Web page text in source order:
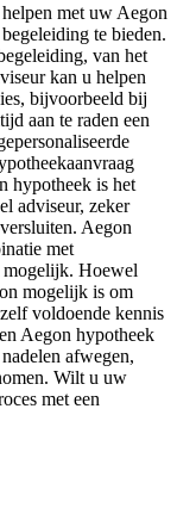
met uw Aegon
te bieden.
van het
kan u helpen
bijvoorbeeld bij
aan te raden een
hypotheek is het
adviseur, zeker
Aegon
met
mogelijk. Hoewel
mogelijk is om
voldoende kennis
Aegon hypotheek
afwegen,
Wilt u uw
met een